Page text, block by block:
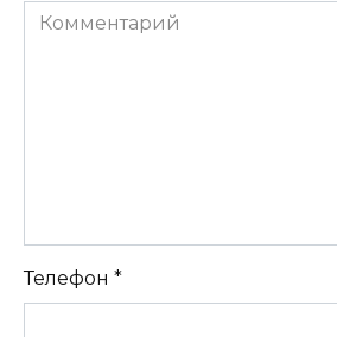
Комментарий
Телефон *